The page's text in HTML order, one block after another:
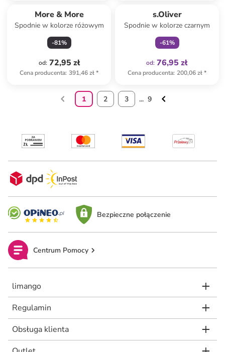
More & More
Spodnie w kolorze różowym
-81%
od: 72,95 zł
Cena producenta: 391,46 zł*
s.Oliver
Spodnie w kolorze czarnym
-61%
od: 76,95 zł
Cena producenta: 200,06 zł*
1 2 3 ... 9
Bezpieczne połączenie
Centrum Pomocy
limango
Regulamin
Obsługa klienta